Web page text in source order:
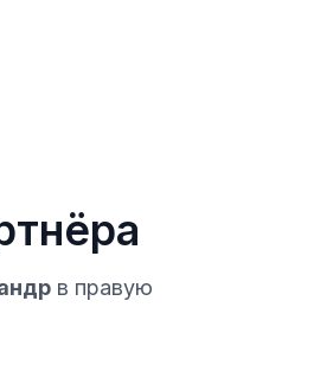
в правую